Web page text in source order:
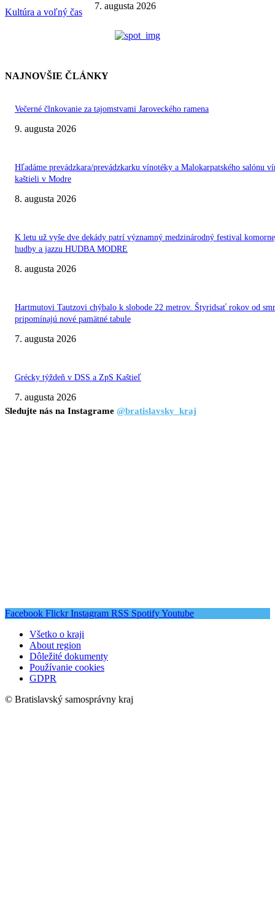
Kultúra a voľný čas
7. augusta 2026
NAJNOVŠIE ČLÁNKY
Večerné člnkovanie za tajomstvami Jaroveckého ramena
9. augusta 2026
Hľadáme prevádzkara/prevádzkarku vínotéky a Malokarpatského salónu
kaštieli v Modre
8. augusta 2026
K letu už vyše dve dekády patrí významný medzinárodný festival
hudby a jazzu HUDBA MODRE
8. augusta 2026
Hartmutovi Tautzovi chýbalo k slobode 22 metrov. Štyridsať rokov od
pripomínajú nové pamätné tabule
7. augusta 2026
Grécky týždeň v DSS a ZpS Kaštieľ
7. augusta 2026
Sledujte nás na Instagrame @bratislavsky_kraj
Facebook Flickr Instagram RSS SpotifyYoutube
Všetko o kraji
About region
Dôležité dokumenty
Používanie cookies
GDPR
© Bratislavský samosprávny kraj